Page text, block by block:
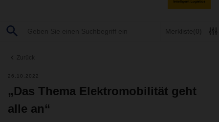
Merkliste(0)
Zurück
26.10.2022
„Das Thema Elektromobilität geht
alle an“